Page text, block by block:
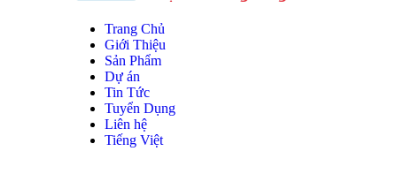
Trang Chủ
Giới Thiệu
Sản Phẩm
Dự án
Tin Tức
Tuyển Dụng
Liên hệ
Tiếng Việt